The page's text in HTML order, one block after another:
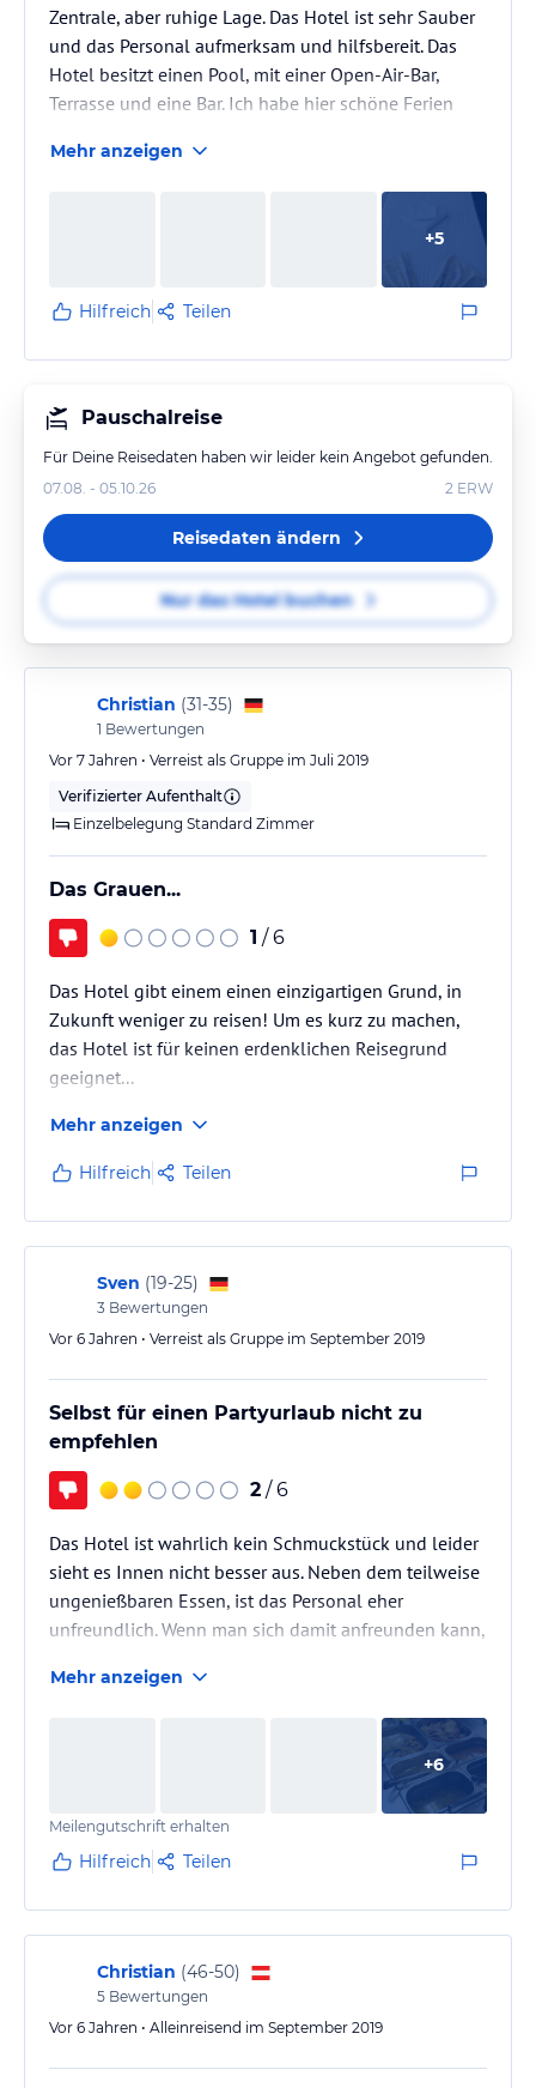
Zentrale, aber ruhige Lage. Das Hotel ist sehr Sauber
und das Personal aufmerksam und hilfsbereit. Das
Hotel besitzt einen Pool, mit einer Open-Air-Bar,
Terrasse und eine Bar. Ich habe hier schöne Ferien
Mehr anzeigen
+5
Hilfreich Teilen
Pauschalreise
Für Deine Reisedaten haben wir leider kein Angebot gefunden.
07.08. - 05.10.26
2 ERW
Reisedaten ändern
Nur das Hotel buchen
Christian (31-35)
1 Bewertungen
Vor 7 Jahren • Verreist als Gruppe im Juli 2019
Verifizierter Aufenthalt
Einzelbelegung Standard Zimmer
Das Grauen...
1 / 6
Das Hotel gibt einem einen einzigartigen Grund, in
Zukunft weniger zu reisen! Um es kurz zu machen,
das Hotel ist für keinen erdenklichen Reisegrund
geeignet...
Mehr anzeigen
Hilfreich Teilen
Sven (19-25)
3 Bewertungen
Vor 6 Jahren • Verreist als Gruppe im September 2019
Selbst für einen Partyurlaub nicht zu
empfehlen
2 / 6
Das Hotel ist wahrlich kein Schmuckstück und leider
sieht es Innen nicht besser aus. Neben dem teilweise
ungenießbaren Essen, ist das Personal eher
unfreundlich. Wenn man sich damit anfreunden kann,
Lage des Hotel okay.
Mehr anzeigen
+6
Meilengutschrift erhalten
Hilfreich Teilen
Christian (46-50)
5 Bewertungen
Vor 6 Jahren • Alleinreisend im September 2019